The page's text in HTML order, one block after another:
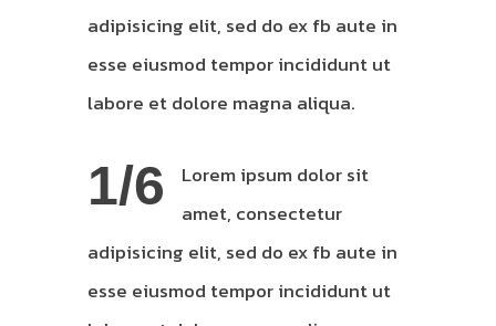
adipisicing elit, sed do ex fb aute in
esse eiusmod tempor incididunt ut
labore et dolore magna aliqua.
1/6
Lorem ipsum dolor sit
amet, consectetur
adipisicing elit, sed do ex fb aute in
esse eiusmod tempor incididunt ut